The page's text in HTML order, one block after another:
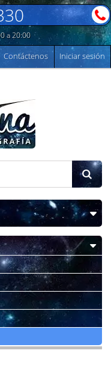
a 20:00
Iniciar sesión
Contáctenos